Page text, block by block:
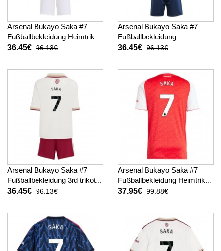
Arsenal Bukayo Saka #7
Fußballbekleidung Heimtrikot
Kinder 2025-26 Kurzarm (+
36.45€ 96.13€
Arsenal Bukayo Saka #7
Fußballbekleidung
Auswärtstrikot Kinder 2025-
36.45€ 96.13€
Arsenal Bukayo Saka #7
Fußballbekleidung 3rd trikot
Kinder 2025-26 Kurzarm (+
36.45€ 96.13€
Arsenal Bukayo Saka #7
Fußballbekleidung Heimtrikot
2025-26 Kurzarm
37.95€ 99.88€